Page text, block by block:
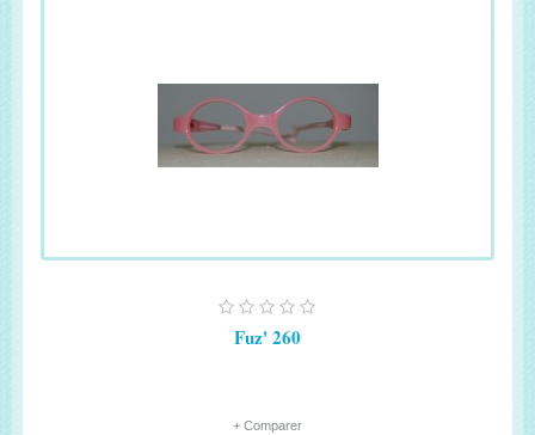
Fuz' 260
+ Comparer